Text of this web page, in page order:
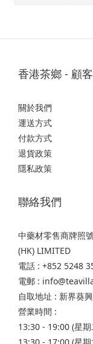
香港茶鄉 - 顧
關於我們
運送方式
付款方式
退貨政策
隱私政策
聯絡我們
中藥材零售商牌照
(HK) LIMITED
電話 : +852 5248
電郵 :
自取地址 : 新界葵
營業時間 :
13:30 - 19:00 (星